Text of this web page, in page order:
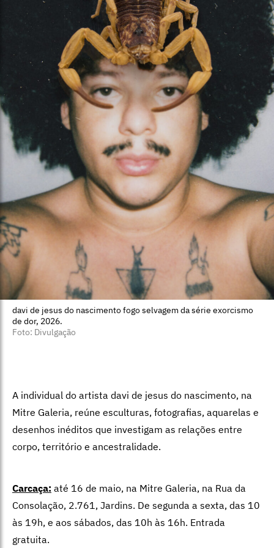
davi de jesus do nascimento fogo selvagem da série exorcismo
de dor, 2026.
Foto: Divulgação
A individual do artista davi de jesus do nascimento, na
Mitre Galeria, reúne esculturas, fotografias, aquarelas e
desenhos inéditos que investigam as relações entre
corpo, território e ancestralidade.
Carcaça: até 16 de maio, na Mitre Galeria, na Rua da
Consolação, 2.761, Jardins. De segunda a sexta, das 10
às 19h, e aos sábados, das 10h às 16h. Entrada
gratuita.